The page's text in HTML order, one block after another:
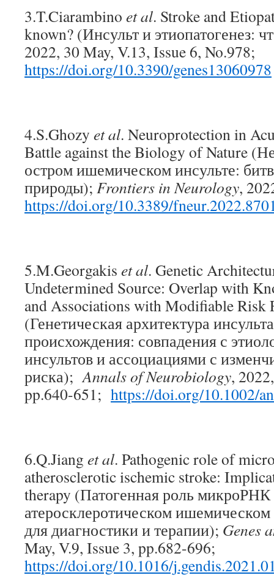
3.T.Ciarambino et al. Stroke and
known? (Инсульт и этиопатогенез:
2022, 30 May, V.13, Issue 6, No.978;
https://doi.org/10.3390/genes13060978
4.S.Ghozy et al. Neuroprotection in
Battle against the Biology of Nature
остром ишемическом инсульте:
природы); Frontiers in Neurology,
https://doi.org/10.3389/
5.M.Georgakis et al. Genetic
Undetermined Source: Overlap with
and Associations with Modifiable Risk
(Генетическая архитектура
происхождения: совпадения с
инсультов и ассоциациями с
риска); Annals of Neurobiology,
pp.640-651; https://doi.org/10.1002/
6.Q.Jiang et al. Pathogenic role of
atherosclerotic ischemic stroke:
therapy (Патогенная роль
атеросклеротическом ишемическом
для диагностики и терапии); Genes
May, V.9, Issue 3, pp.682-696;
https://doi.org/10.1016/